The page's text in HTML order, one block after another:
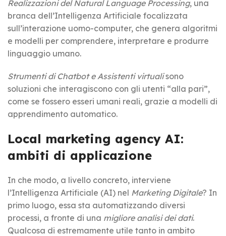
Realizzazioni del Natural Language Processing, una
branca dell’Intelligenza Artificiale focalizzata
sull’interazione uomo-computer, che genera algoritmi
e modelli per comprendere, interpretare e produrre
linguaggio umano.
Strumenti di Chatbot e Assistenti virtualisono
soluzioni che interagiscono con gli utenti “alla pari”,
come se fossero esseri umani reali, grazie a modelli di
apprendimento automatico.
Local marketing agency AI:
ambiti di applicazione
In che modo, a livello concreto, interviene
l’Intelligenza Artificiale (AI) nel Marketing Digitale? In
primo luogo, essa sta automatizzando diversi
processi, a fronte di una migliore analisi dei dati.
Qualcosa di estremamente utile tanto in ambito